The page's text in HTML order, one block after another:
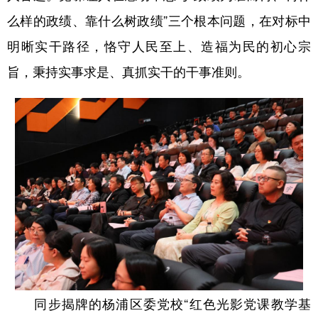
么样的政绩、靠什么树政绩”三个根本问题，在对标中
明晰实干路径，恪守人民至上、造福为民的初心宗
旨，秉持实事求是、真抓实干的干事准则。
同步揭牌的杨浦区委党校“红色光影党课教学基